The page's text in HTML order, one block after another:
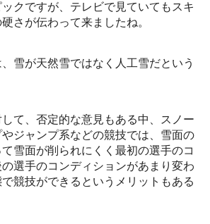
クですが、テレビで見ていてもスキ
さが伝わって来ましたね。
雪が天然雪ではなく人工雪だという
て、否定的な意見もある中、スノー
ジャンプ系などの競技では、雪面の
雪面が削られにくく最初の選手のコ
選手のコンディションがあまり変わ
競技ができるというメリットもある